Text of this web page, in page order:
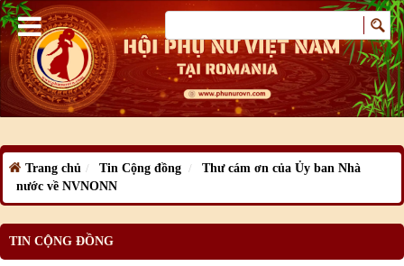
Trang chủ Tin Cộng đồng
Thư cám ơn của Ủy ban Nhà
nước về NVNONN
TIN CỘNG ĐỒNG